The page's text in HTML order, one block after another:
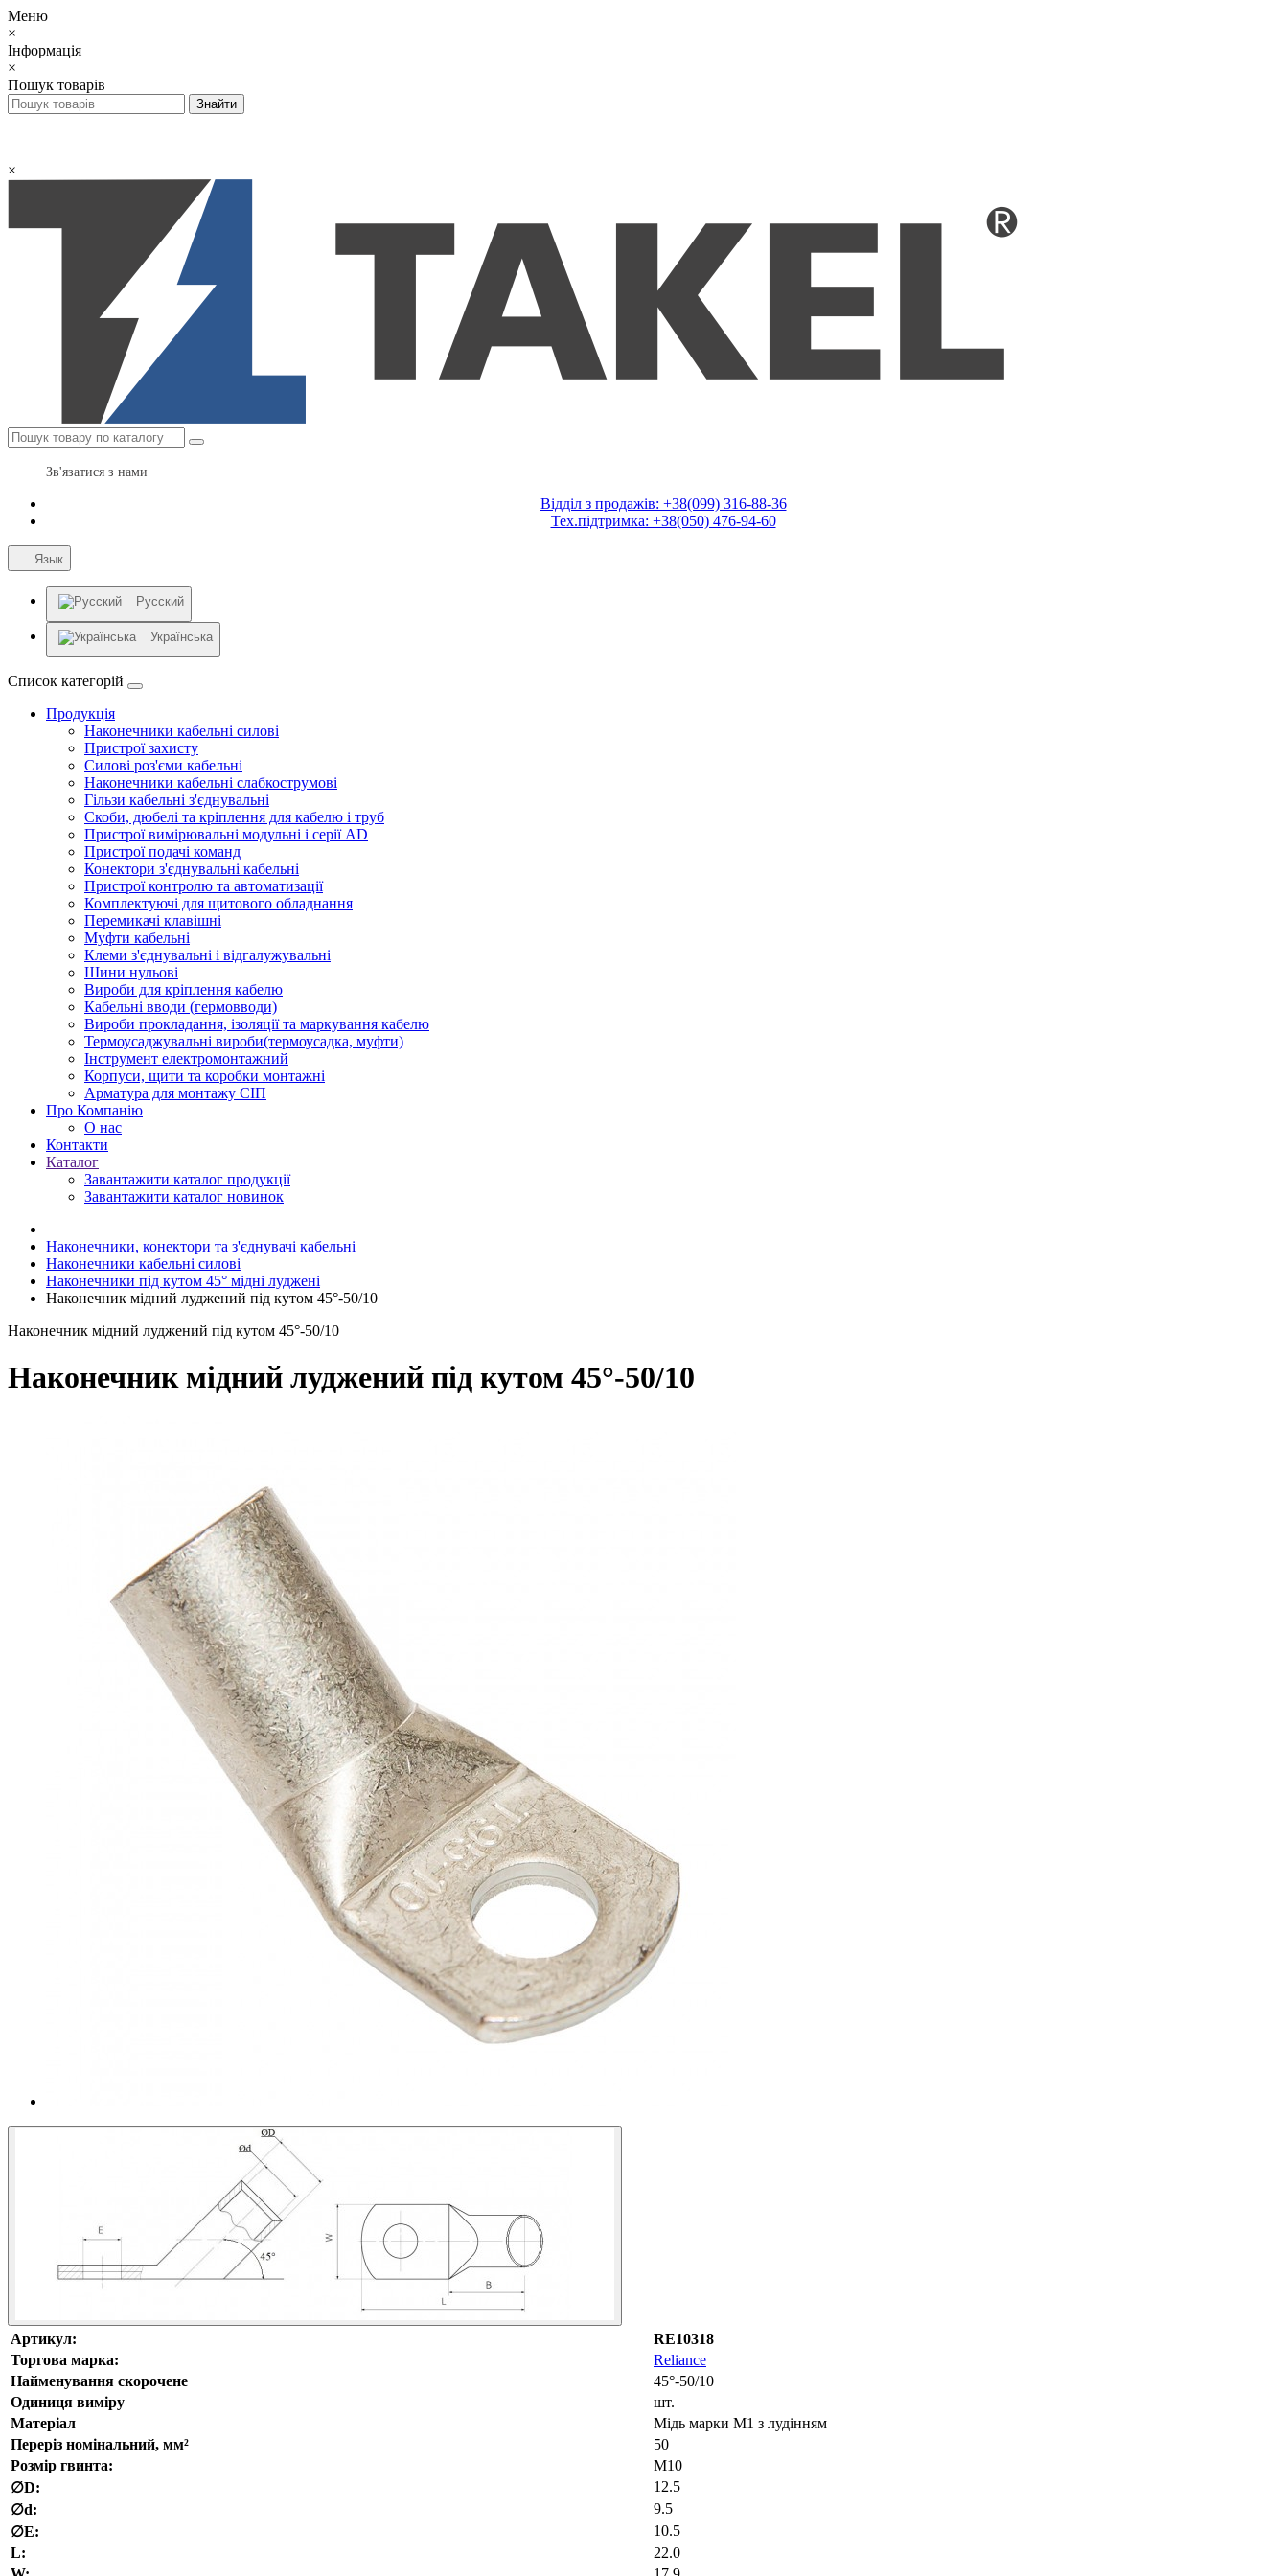
Меню
×
Інформація
×
Пошук товарів
×
Зв'язатися з нами
Відділ з продажів: +38(099) 316-88-36
Тех.підтримка: +38(050) 476-94-60
Язык
Русский
Українська
Список категорій
Продукція
Наконечники кабельні силові
Пристрої захисту
Силові роз'єми кабельні
Наконечники кабельні слабкострумові
Гільзи кабельні з'єднувальні
Скоби, дюбелі та кріплення для кабелю і труб
Пристрої вимірювальні модульні і серії AD
Пристрої подачі команд
Конектори з'єднувальні кабельні
Пристрої контролю та автоматизації
Комплектуючі для щитового обладнання
Перемикачі клавішні
Муфти кабельні
Клеми з'єднувальні і відгалужувальні
Шини нульові
Вироби для кріплення кабелю
Кабельні вводи (гермовводи)
Вироби прокладання, iзоляції та маркування кабелю
Термоусаджувальні вироби(термоусадка, муфти)
Інструмент електромонтажний
Корпуси, щити та коробки монтажні
Арматура для монтажу СІП
Про Компанію
О нас
Контакти
Каталог
Завантажити каталог продукції
Завантажити каталог новинок
Наконечники, конектори та з'єднувачі кабельні
Наконечники кабельні силові
Наконечники під кутом 45° мідні луджені
Наконечник мідний луджений під кутом 45°-50/10
Наконечник мідний луджений під кутом 45°-50/10
Наконечник мідний луджений під кутом 45°-50/10
Артикул:
RE10318
Торгова марка:
Reliance
Найменування скорочене
45°-50/10
Одиниця виміру
шт.
Матеріал
Мідь марки М1 з лудінням
Переріз номінальний, мм²
50
Розмір гвинта:
M10
∅D:
12.5
∅d:
9.5
∅E:
10.5
L:
22.0